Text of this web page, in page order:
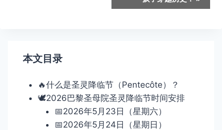
本文目录
🔥什么是圣灵降临节（Pentecôte）？
🕊️2026巴黎圣母院圣灵降临节时间安排
📅2026年5月23日（星期六）
📅2026年5月24日（星期日）